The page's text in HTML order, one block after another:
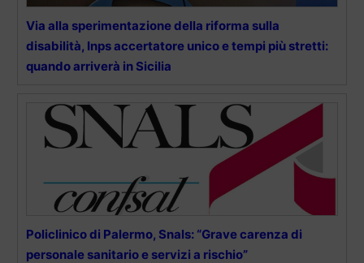
Via alla sperimentazione della riforma sulla
disabilità, Inps accertatore unico e tempi più stretti:
quando arriverà in Sicilia
Policlinico di Palermo, Snals: “Grave carenza di
personale sanitario e servizi a rischio”